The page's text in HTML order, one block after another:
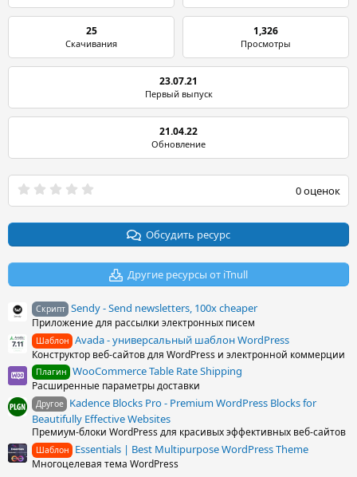
25
Скачивания
1,326
Просмотры
23.07.21
Первый выпуск
21.04.22
Обновление
0
0
в
з
0 оценок
Обсудить ресурс
Другие ресурсы от iTnull
Скрипт Sendy - Send newsletters, 100x cheaper
Приложение для рассылки электронных писем
Шаблон Avada - универсальный шаблон WordPress
Конструктор веб-сайтов для WordPress и электронной коммерции
Плагин WooCommerce Table Rate Shipping
Расширенные параметры доставки
Другое Kadence Blocks Pro - Premium WordPress Blocks for
Beautifully Effective Websites
Премиум-блоки WordPress для красивых эффективных веб-сайтов
Шаблон Essentials | Best Multipurpose WordPress Theme
Многоцелевая тема WordPress